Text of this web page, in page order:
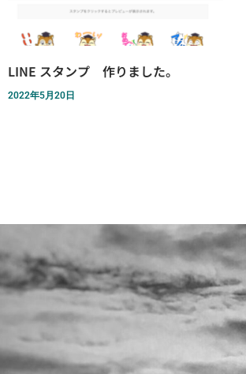
LINE スタンプ 作りました。
2022年5月20日